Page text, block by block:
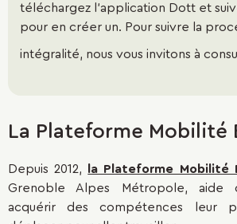
TAG
C'est la marque commerciale sous
téléchargez l'application Dott et
pour en créer un. Pour suivre la
intégralité, nous vous invitons à
La Plateforme Mobilité
Depuis 2012, la Plateforme Mobilité
Grenoble Alpes Métropole, aide
acquérir des compétences leur